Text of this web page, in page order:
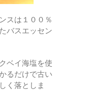
スは１００％
バスエッセン
ベイ海塩を使
るだけで古い
く落としま